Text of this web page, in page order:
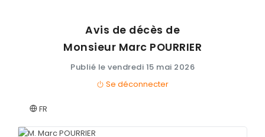
AVIS
DE DÉCÈS
LIVRAISON
DE FLEURS
Avis de décès de
Monsieur Marc POURRIER
Publié le vendredi 15 mai 2026
Se déconnecter
FR